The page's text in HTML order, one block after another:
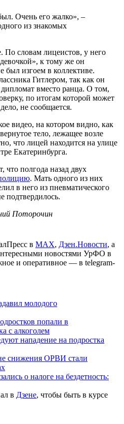
Очень его жалко», –
из знакомых
словам лицеистов, у него
к тому же он
был изгоем в коллективе.
Гитлером, так как он
вместо ранца. О том,
по итогам которой может
не сообщается.
видео, на котором видно, как
тело, лежащее возле
что лицей находится на улице
Екатеринбурга.
что полгода назад двух
. Мать одного из них
в него из пневматического
подтвердилось.
Поторочин
в МАХ, Дзен.Новости, а
новостями УрФО в
и оперативное — в telegram-
молодого
попали в
с алкоголем
нападение на подростка
снижения ОРВИ стали
о налоге на бездетность:
в Дзене, чтобы быть в курсе